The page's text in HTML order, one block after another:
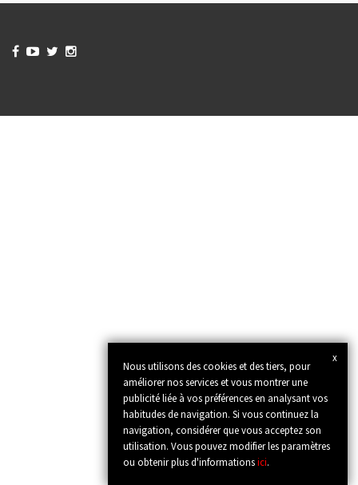
x
Nous utilisons des cookies et des tiers, pour
améliorer nos services et vous montrer une
publicité liée à vos préférences en analysant vos
habitudes de navigation. Si vous continuez la
navigation, considérer que vous acceptez son
utilisation. Vous pouvez modifier les paramètres
ou obtenir plus d'informationsici.
   